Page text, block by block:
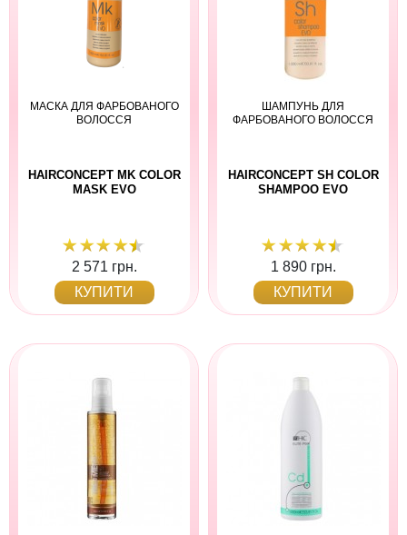
МАСКА ДЛЯ ФАРБОВАНОГО
ВОЛОССЯ
HAIRCONCEPT MK COLOR
MASK EVO
2 571 грн.
КУПИТИ
ШАМПУНЬ ДЛЯ
ФАРБОВАНОГО ВОЛОССЯ
HAIRCONCEPT SH COLOR
SHAMPOO EVO
1 890 грн.
КУПИТИ